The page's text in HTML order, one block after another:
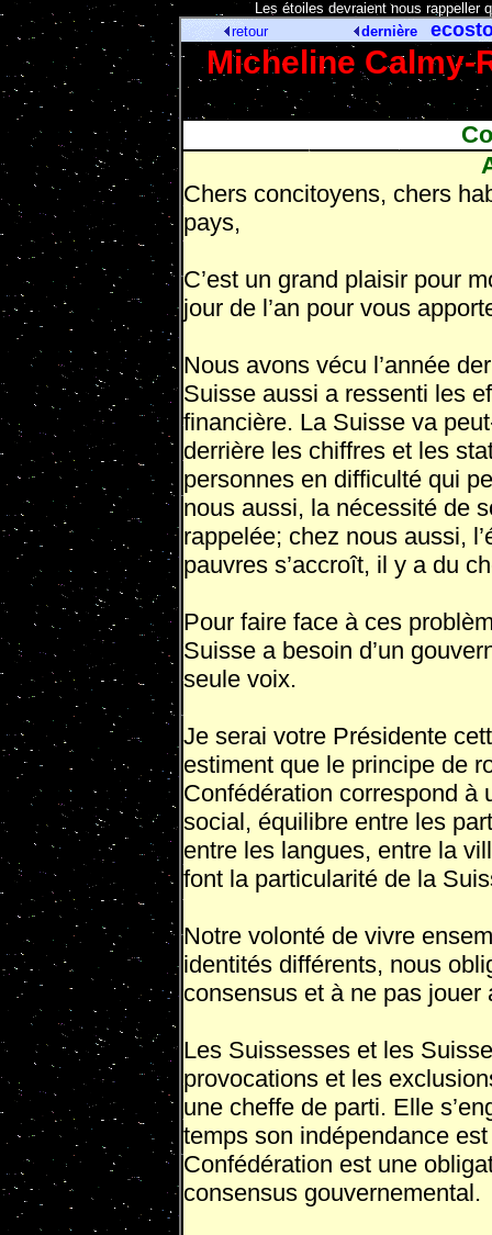
[ Les étoiles devraient nous rappeller
retour
dernière
Micheline Calmy-
Chers concitoyens, chers
pays,
C’est un grand plaisir pour
jour de l’an pour vous
Nous avons vécu l’année
Suisse aussi a ressenti les
financière. La Suisse va
derrière les chiffres et les
personnes en difficulté qui
nous aussi, la nécessité de
rappelée; chez nous aussi,
pauvres s’accroît, il y a du
Pour faire face à ces
Suisse a besoin d’un
seule voix.
Je serai votre Présidente
estiment que le principe de
Confédération correspond à
social, équilibre entre les
entre les langues, entre la
font la particularité de la
Notre volonté de vivre
identités différents, nous
consensus et à ne pas
Les Suissesses et les
provocations et les
une cheffe de parti. Elle
temps son indépendance
Confédération est une
consensus gouvernemental.